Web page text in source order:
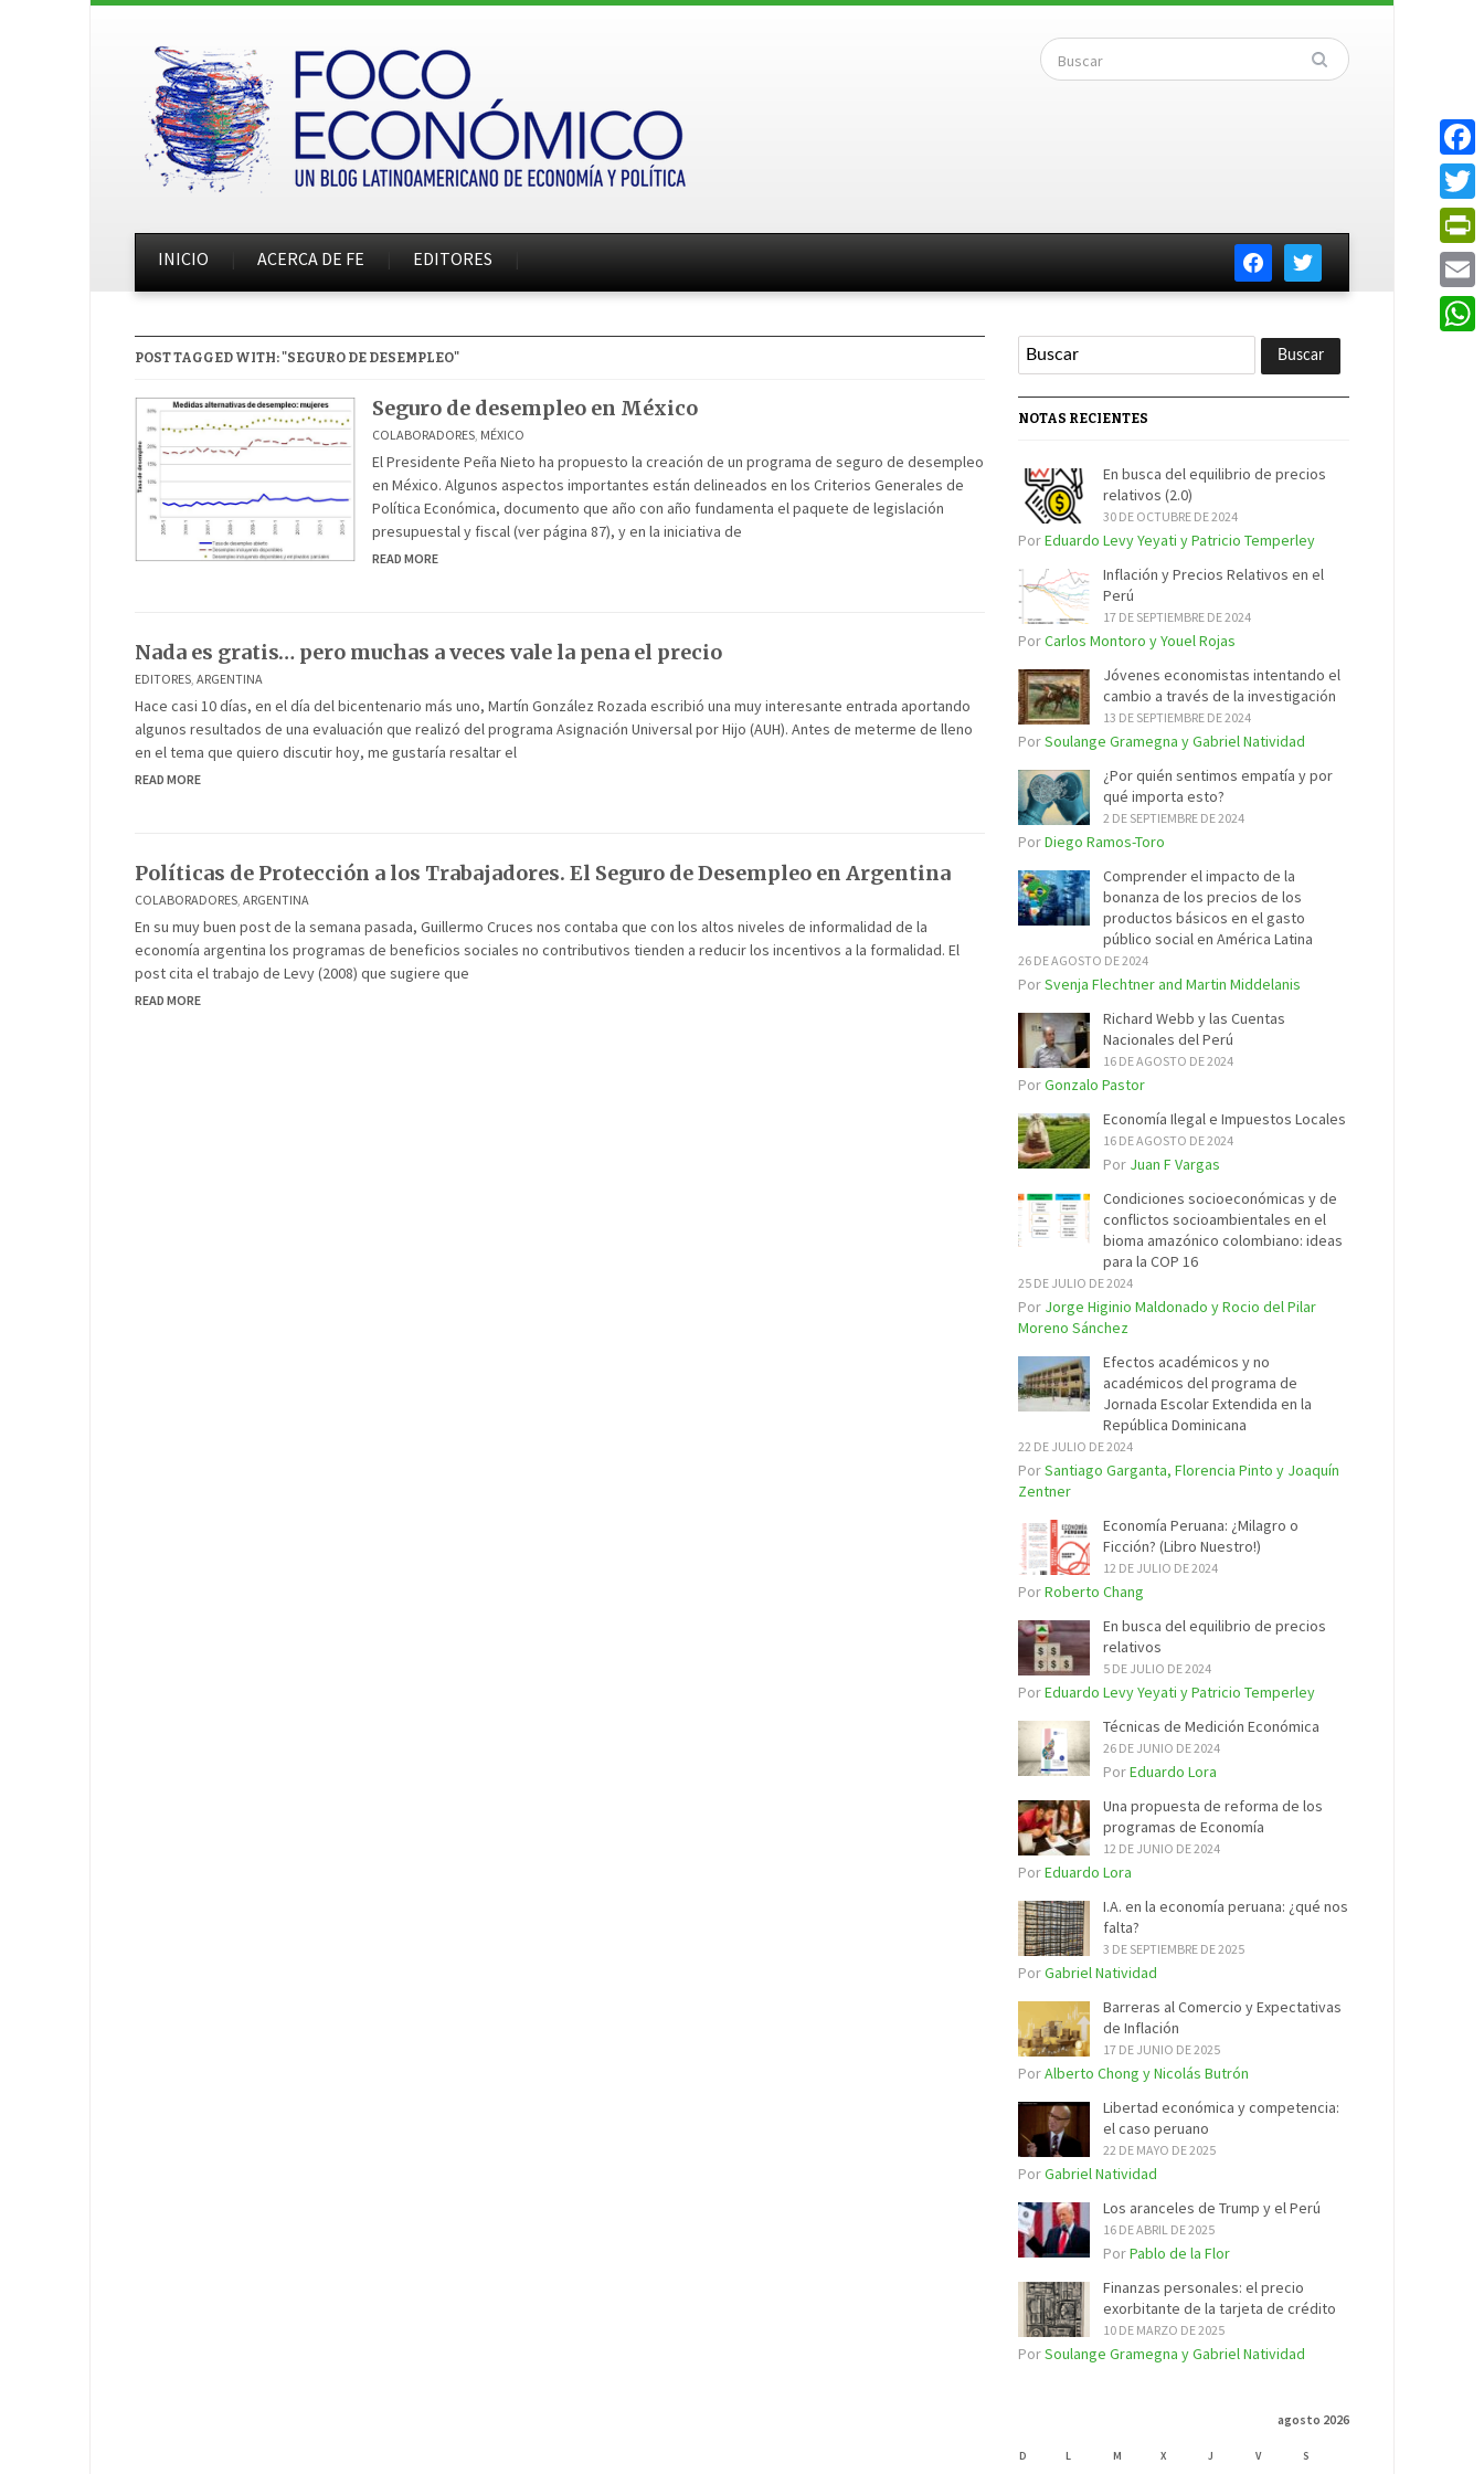
facebooktwitter
INICIO ACERCA DE FE EDITORES
POST TAGGED WITH: "SEGURO DE DESEMPLEO"
Seguro de desempleo en México
COLABORADORES, MÉXICO
El Presidente Peña Nieto ha propuesto la creación de un programa de seguro de desempleo
en México. Algunos aspectos importantes están delineados en los Criterios Generales de
Política Económica, documento que año con año fundamenta el paquete de legislación
presupuestal y fiscal (ver página 87), y en la iniciativa de
READ MORE
Nada es gratis… pero muchas a veces vale la pena el precio
EDITORES, ARGENTINA
Hace casi 10 días, en el día del bicentenario más uno, Martín González Rozada escribió una muy interesante entrada aportando
algunos resultados de una evaluación que realizó del programa Asignación Universal por Hijo (AUH). Antes de meterme de lleno
en el tema que quiero discutir hoy, me gustaría resaltar el
READ MORE
Políticas de Protección a los Trabajadores. El Seguro de Desempleo en Argentina
COLABORADORES, ARGENTINA
En su muy buen post de la semana pasada, Guillermo Cruces nos contaba que con los altos niveles de informalidad de la
economía argentina los programas de beneficios sociales no contributivos tienden a reducir los incentivos a la formalidad. El
post cita el trabajo de Levy (2008) que sugiere que
READ MORE
NOTAS RECIENTES
En busca del equilibrio de precios
relativos (2.0)
30 DE OCTUBRE DE 2024
PorEduardo Levy Yeyati y Patricio Temperley
Inflación y Precios Relativos en el
Perú
17 DE SEPTIEMBRE DE 2024
PorCarlos Montoro y Youel Rojas
Jóvenes economistas intentando el
cambio a través de la investigación
13 DE SEPTIEMBRE DE 2024
PorSoulange Gramegna y Gabriel Natividad
¿Por quién sentimos empatía y por
qué importa esto?
2 DE SEPTIEMBRE DE 2024
PorDiego Ramos-Toro
Comprender el impacto de la
bonanza de los precios de los
productos básicos en el gasto
público social en América Latina
26 DE AGOSTO DE 2024
PorSvenja Flechtner and Martin Middelanis
Richard Webb y las Cuentas
Nacionales del Perú
16 DE AGOSTO DE 2024
PorGonzalo Pastor
Economía Ilegal e Impuestos Locales
16 DE AGOSTO DE 2024
Por Juan F Vargas
Condiciones socioeconómicas y de
conflictos socioambientales en el
bioma amazónico colombiano: ideas
para la COP 16
25 DE JULIO DE 2024
Por Jorge Higinio Maldonado y Rocio del Pilar
Moreno Sánchez
Efectos académicos y no
académicos del programa de
Jornada Escolar Extendida en la
República Dominicana
22 DE JULIO DE 2024
PorSantiago Garganta, Florencia Pinto y Joaquín
Zentner
Economía Peruana: ¿Milagro o
Ficción? (Libro Nuestro!)
12 DE JULIO DE 2024
PorRoberto Chang
En busca del equilibrio de precios
relativos
5 DE JULIO DE 2024
PorEduardo Levy Yeyati y Patricio Temperley
Técnicas de Medición Económica
26 DE JUNIO DE 2024
PorEduardo Lora
Una propuesta de reforma de los
programas de Economía
12 DE JUNIO DE 2024
PorEduardo Lora
I.A. en la economía peruana: ¿qué nos
falta?
3 DE SEPTIEMBRE DE 2025
PorGabriel Natividad
Barreras al Comercio y Expectativas
de Inflación
17 DE JUNIO DE 2025
PorAlberto Chong y Nicolás Butrón
Libertad económica y competencia:
el caso peruano
22 DE MAYO DE 2025
PorGabriel Natividad
Los aranceles de Trump y el Perú
16 DE ABRIL DE 2025
PorPablo de la Flor
Finanzas personales: el precio
exorbitante de la tarjeta de crédito
10 DE MARZO DE 2025
PorSoulange Gramegna y Gabriel Natividad
agosto 2026
D L M X J V S
Email